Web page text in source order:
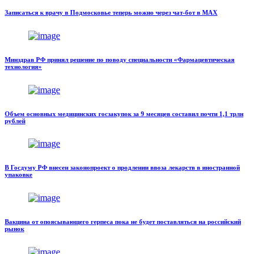
Записаться к врачу в Подмосковье теперь можно через чат-бот в MAX
Минздрав РФ принял решение по поводу специальности «Фармацевтическая
технология»
Объем основных медицинских госзакупок за 9 месяцев составил почти 1,1 трлн
рублей
В Госдуму РФ внесен законопроект о продлении ввоза лекарств в иностранной
упаковке
Вакцина от опоясывающего герпеса пока не будет поставляться на российский
рынок